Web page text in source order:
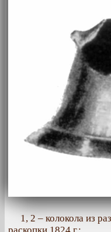
1, 2 – колокола из